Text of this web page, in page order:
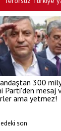
300
Parti'den mesaj
ama yetmez!
son